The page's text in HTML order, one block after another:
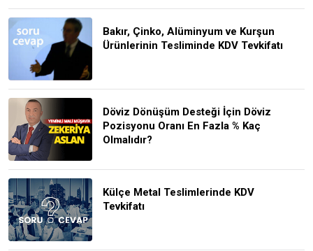
Bakır, Çinko, Alüminyum ve Kurşun
Ürünlerinin Tesliminde KDV Tevkifatı
Döviz Dönüşüm Desteği İçin Döviz
Pozisyonu Oranı En Fazla % Kaç
Olmalıdır?
Külçe Metal Teslimlerinde KDV
Tevkifatı